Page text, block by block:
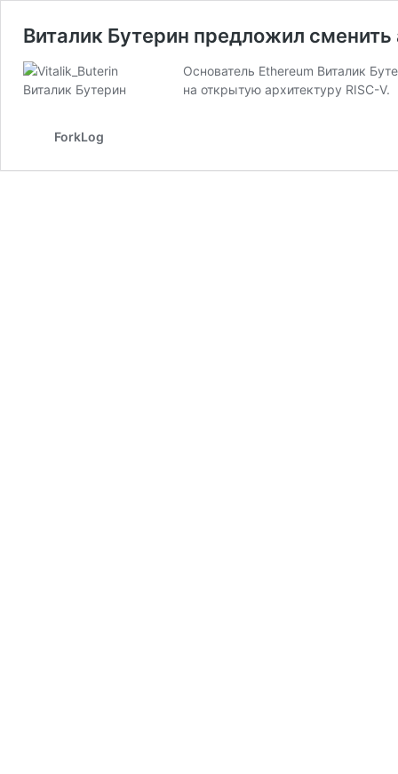
Виталик Бутерин предложил сменить
Основатель Ethereum Виталик
на открытую архитектуру RISС-V.
ForkLog